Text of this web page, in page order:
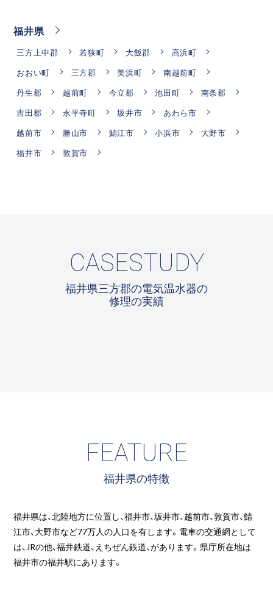
福井県
三方上中郡 若狭町 大飯郡
高浜町
おおい町
三方郡 美浜町
南越前町
丹生郡
越前町 今立郡 池田町
南条郡
吉田郡
永平寺町 坂井市
あわら市
越前市
勝山市 鯖江市 小浜市
大野市
福井市
敦賀市
CASESTUDY
福井県三方郡の電気温水器の
修理の実績
FEATURE
福井県の特徴
福井県は、北陸地方に位置し、福井市、坂井市、越前市、敦賀市、鯖
江市、大野市など77万人の人口を有します。電車の交通網として
は、JRの他、福井鉄道、えちぜん鉄道、があります。県庁所在地は
福井市の福井駅にあります。